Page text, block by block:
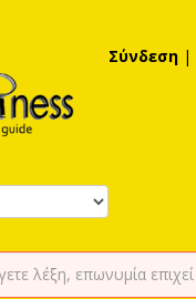
Σύνδεση |